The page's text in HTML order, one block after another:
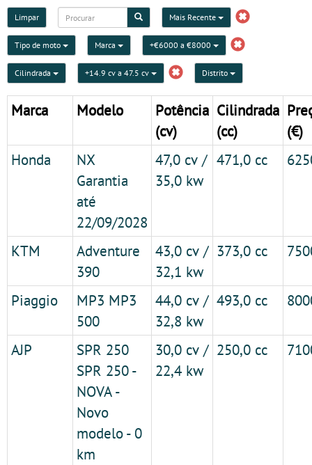
Limpar Mais Recente
Tipo de moto Marca +€6000 a €8000
Cilindrada +14.9 cv a 47.5 cv Distrito
Marca Modelo
Potência
(cv)
Cilindrada
(cc)
(€)
Honda
NX
Garantia
até
22/09/2028
47,0 cv /
35,0 kw
471,0 cc
KTM
Adventure
390
43,0 cv /
32,1 kw
373,0 cc
Piaggio
MP3 MP3
500
44,0 cv /
32,8 kw
493,0 cc
AJP
SPR 250
SPR 250 -
NOVA -
Novo
modelo - 0
km
30,0 cv /
22,4 kw
250,0 cc